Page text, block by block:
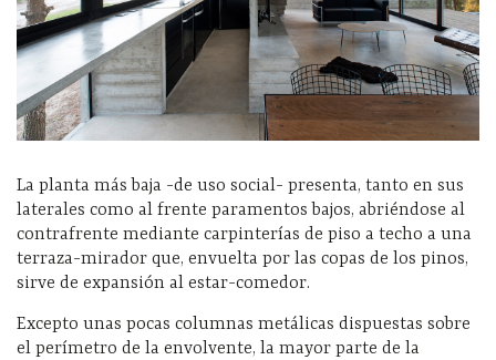
La planta más baja -de uso social- presenta, tanto en sus
laterales como al frente paramentos bajos, abriéndose al
contrafrente mediante carpinterías de piso a techo a una
terraza-mirador que, envuelta por las copas de los pinos,
sirve de expansión al estar-comedor.
Excepto unas pocas columnas metálicas dispuestas sobre
el perímetro de la envolvente, la mayor parte de la